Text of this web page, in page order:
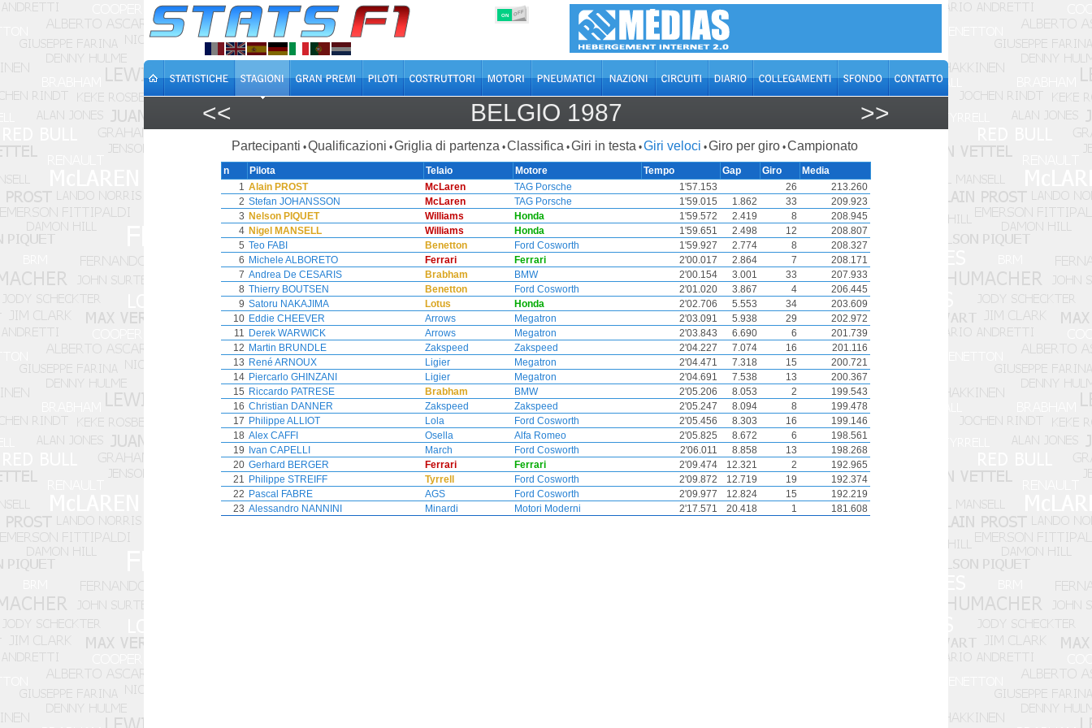
ON OFF
<< BELGIO 1987 >>
Partecipanti •Qualificazioni •Griglia di partenza •Classifica •Giri in testa •Giri veloci •Giro per giro •Campionato
n Pilota Telaio Motore Tempo Gap Giro
Media
1 Alain PROST McLaren TAG Porsche 1'57.153 26
213.260
2 Stefan JOHANSSON McLaren TAG Porsche 1'59.015 1.862 33
209.923
3 Nelson PIQUET Williams Honda 1'59.572 2.419 8
208.945
4 Nigel MANSELL Williams Honda 1'59.651 2.498 12
208.807
5 Teo FABI Benetton Ford Cosworth 1'59.927 2.774 8
208.327
6 Michele ALBORETO Ferrari Ferrari 2'00.017 2.864 7
208.171
7 Andrea De CESARIS Brabham BMW 2'00.154 3.001 33
207.933
8 Thierry BOUTSEN Benetton Ford Cosworth 2'01.020 3.867 4
206.445
9 Satoru NAKAJIMA Lotus Honda 2'02.706 5.553 34
203.609
10 Eddie CHEEVER Arrows Megatron 2'03.091 5.938 29
202.972
11 Derek WARWICK Arrows Megatron 2'03.843 6.690 6
201.739
12 Martin BRUNDLE Zakspeed Zakspeed 2'04.227 7.074 16
201.116
13 René ARNOUX Ligier Megatron 2'04.471 7.318 15
200.721
14 Piercarlo GHINZANI Ligier Megatron 2'04.691 7.538 13
200.367
15 Riccardo PATRESE Brabham BMW 2'05.206 8.053 2
199.543
16 Christian DANNER Zakspeed Zakspeed 2'05.247 8.094 8
199.478
17 Philippe ALLIOT Lola Ford Cosworth 2'05.456 8.303 16
199.146
18 Alex CAFFI Osella Alfa Romeo 2'05.825 8.672 6
198.561
19
Ivan CAPELLI March Ford Cosworth 2'06.011 8.858 13
198.268
20 Gerhard BERGER Ferrari Ferrari 2'09.474 12.321 2
192.965
21 Philippe STREIFF Tyrrell Ford Cosworth 2'09.872 12.719 19
192.374
22 Pascal FABRE AGS Ford Cosworth 2'09.977 12.824 15
192.219
23 Alessandro NANNINI Minardi Motori Moderni 2'17.571 20.418 1 181.608